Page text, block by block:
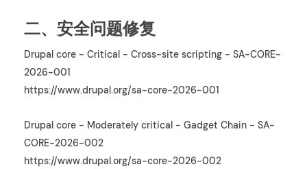
二、安全问题修复
Drupal core - Critical - Cross-site scripting - SA-CORE-
2026-001
https://www.drupal.org/sa-core-2026-001
Drupal core - Moderately critical - Gadget Chain - SA-
CORE-2026-002
https://www.drupal.org/sa-core-2026-002